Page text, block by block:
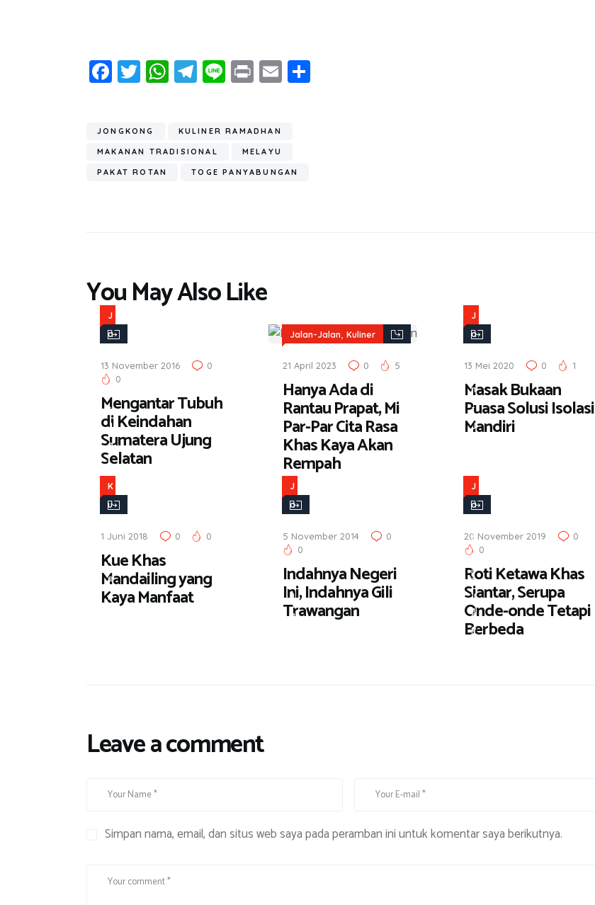
Fa
ce
o
ok
T
wi
er
W
h
s
A
T
el
gr
a
m
Li
n
Pr
in
E
m
JONGKONG KULINER RAMADHAN
MAKANAN TRADISIONAL MELAYU
PAKAT ROTAN TOGE PANYABUNGAN
You May Also Like
J
a
a
-
J
a
l
a
n
13 November 2016
0
0
Mengantar Tubuh
di Keindahan
Sumatera Ujung
Selatan
Jalan-Jalan, Kuliner
21 April 2023 0 5
Hanya Ada di
Rantau Prapat, Mi
Par-Par Cita Rasa
Khas Kaya Akan
Rempah
J
a
a
n
-
J
a
n
,
K
u
l
i
n
e
13 Mei 2020 0 1
Masak Bukaan
Puasa Solusi Isolasi
Mandiri
K
u
i
n
e
r
1 Juni 2018 0 0
Kue Khas
Mandailing yang
Kaya Manfaat
J
a
a
-
J
a
5 November 2014
0
0
Indahnya Negeri
Ini, Indahnya Gili
Trawangan
J
a
a
-
J
a
l
20 November 2019
0
0
Roti Ketawa Khas
Siantar, Serupa
Onde-onde Tetapi
Berbeda
Leave a comment
Simpan nama, email, dan situs web saya pada peramban ini untuk komentar saya berikutnya.